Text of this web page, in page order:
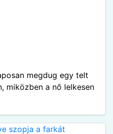
megdug egy telt
miközben a nő lelkesen